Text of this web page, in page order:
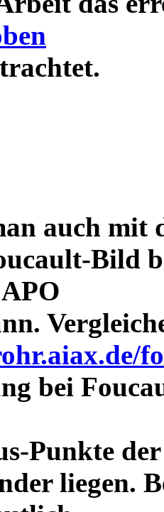
auch mit
Bild
bei
Punkte
liegen.